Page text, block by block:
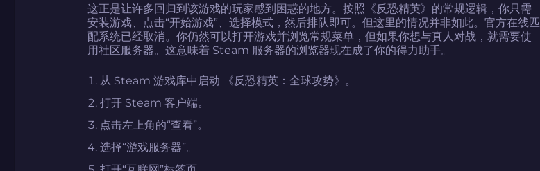
这正是让许多回归到该游戏的玩家感到困惑的地方。按照《反恐精英》的常规逻辑，你只需
安装游戏、点击“开始游戏”、选择模式，然后排队即可。但这里的情况并非如此。官方在线匹
配系统已经取消。你仍然可以打开游戏并浏览常规菜单，但如果你想与真人对战，就需要使
用社区服务器。这意味着 Steam 服务器的浏览器现在成了你的得力助手。
从 Steam 游戏库中启动 《反恐精英：全球攻势》。
打开 Steam 客户端。
点击左上角的“查看”。
选择“游戏服务器”。